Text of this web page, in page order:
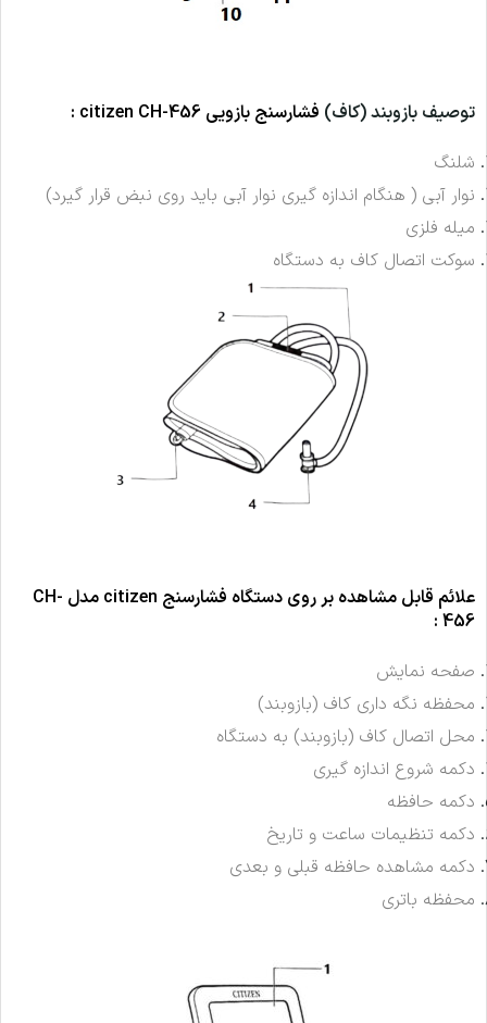
توصیف بازوبند (کاف) فشارسنج بازویی citizen CH-456
:
شلنگ
نوار آبی ( هنگام اندازه گیری نوار آبی باید روی نبض قرار گیرد)
میله فلزی
سوکت اتصال کاف به دستگاه
علائم قابل مشاهده بر روی دستگاه فشارسنج citizen مدل CH-
456
:
صفحه نمایش
محفظه نگه داری کاف (بازوبند)
محل اتصال کاف (بازوبند) به دستگاه
دکمه شروع اندازه گیری
دکمه حافظه
دکمه تنظیمات ساعت و تاریخ
دکمه مشاهده حافظه قبلی و بعدی
محفظه باتری